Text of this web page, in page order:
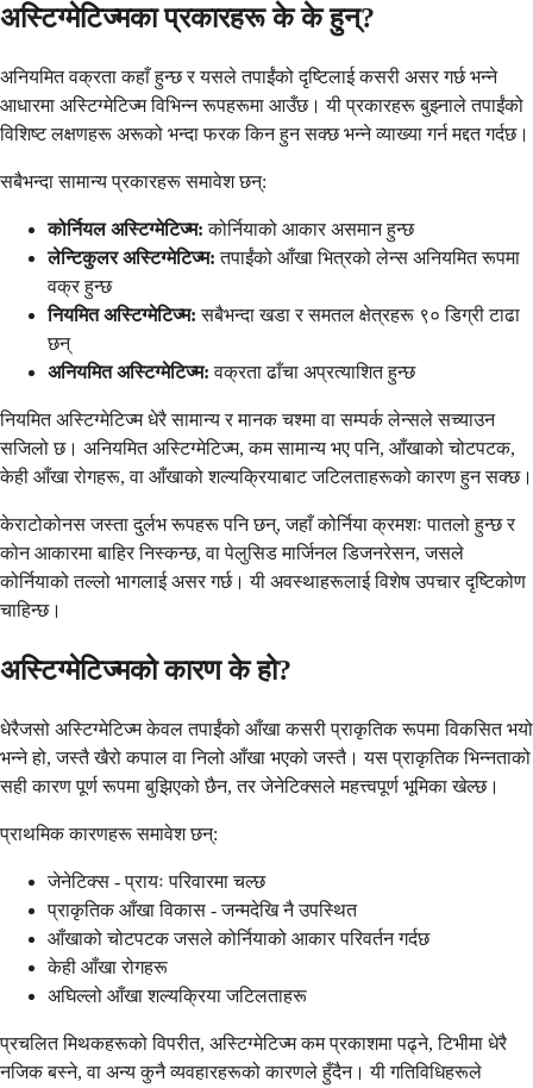
अस्टिग्मेटिज्मका प्रकारहरू के के हुन्?
अनियमित वक्रता कहाँ हुन्छ र यसले तपाईंको दृष्टिलाई कसरी असर गर्छ भन्ने
आधारमा अस्टिग्मेटिज्म विभिन्न रूपहरूमा आउँछ। यी प्रकारहरू बुझ्नाले तपाईंको
विशिष्ट लक्षणहरू अरूको भन्दा फरक किन हुन सक्छ भन्ने व्याख्या गर्न मद्दत गर्दछ।
सबैभन्दा सामान्य प्रकारहरू समावेश छन्:
कोर्नियल अस्टिग्मेटिज्म: कोर्नियाको आकार असमान हुन्छ
लेन्टिकुलर अस्टिग्मेटिज्म: तपाईंको आँखा भित्रको लेन्स अनियमित रूपमा
वक्र हुन्छ
नियमित अस्टिग्मेटिज्म: सबैभन्दा खडा र समतल क्षेत्रहरू ९० डिग्री टाढा
छन्
अनियमित अस्टिग्मेटिज्म: वक्रता ढाँचा अप्रत्याशित हुन्छ
नियमित अस्टिग्मेटिज्म धेरै सामान्य र मानक चश्मा वा सम्पर्क लेन्सले सच्याउन
सजिलो छ। अनियमित अस्टिग्मेटिज्म, कम सामान्य भए पनि, आँखाको चोटपटक,
केही आँखा रोगहरू, वा आँखाको शल्यक्रियाबाट जटिलताहरूको कारण हुन सक्छ।
केराटोकोनस जस्ता दुर्लभ रूपहरू पनि छन्, जहाँ कोर्निया क्रमशः पातलो हुन्छ र
कोन आकारमा बाहिर निस्कन्छ, वा पेलुसिड मार्जिनल डिजनरेसन, जसले
कोर्नियाको तल्लो भागलाई असर गर्छ। यी अवस्थाहरूलाई विशेष उपचार दृष्टिकोण
चाहिन्छ।
अस्टिग्मेटिज्मको कारण के हो?
धेरैजसो अस्टिग्मेटिज्म केवल तपाईंको आँखा कसरी प्राकृतिक रूपमा विकसित भयो
भन्ने हो, जस्तै खैरो कपाल वा निलो आँखा भएको जस्तै। यस प्राकृतिक भिन्नताको
सही कारण पूर्ण रूपमा बुझिएको छैन, तर जेनेटिक्सले महत्त्वपूर्ण भूमिका खेल्छ।
प्राथमिक कारणहरू समावेश छन्:
जेनेटिक्स - प्रायः परिवारमा चल्छ
प्राकृतिक आँखा विकास - जन्मदेखि नै उपस्थित
आँखाको चोटपटक जसले कोर्नियाको आकार परिवर्तन गर्दछ
केही आँखा रोगहरू
अघिल्लो आँखा शल्यक्रिया जटिलताहरू
प्रचलित मिथकहरूको विपरीत, अस्टिग्मेटिज्म कम प्रकाशमा पढ्ने, टिभीमा धेरै
नजिक बस्ने, वा अन्य कुनै व्यवहारहरूको कारणले हुँदैन। यी गतिविधिहरूले